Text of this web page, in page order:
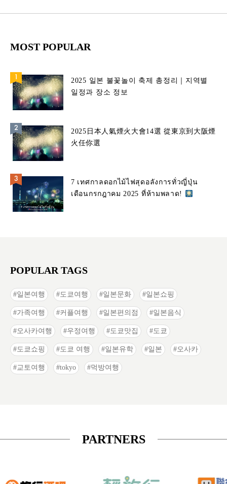
MOST POPULAR
2025 일본 불꽃놀이 축제 총정리｜지역별
일정과 장소 정보
2025日本人氣煙火大會14選 從東京到大阪煙
火任你選
7 เทศกาลดอกไม้ไฟสุดอลังการทั่วญี่ปุ่น
เดือนกรกฎาคม 2025 ที่ห้ามพลาด!
POPULAR TAGS
일본여행 도쿄여행 일본문화 일본쇼핑
가족여행 커플여행 일본편의점 일본음식
오사카여행 우정여행 도쿄맛집 도쿄
도쿄쇼핑 도쿄 여행 일본유학 일본 오사카
교토여행 tokyo 먹방여행
PARTNERS